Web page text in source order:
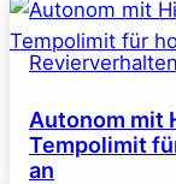
Revierverhalten
Autonom mit
Tempolimit
an